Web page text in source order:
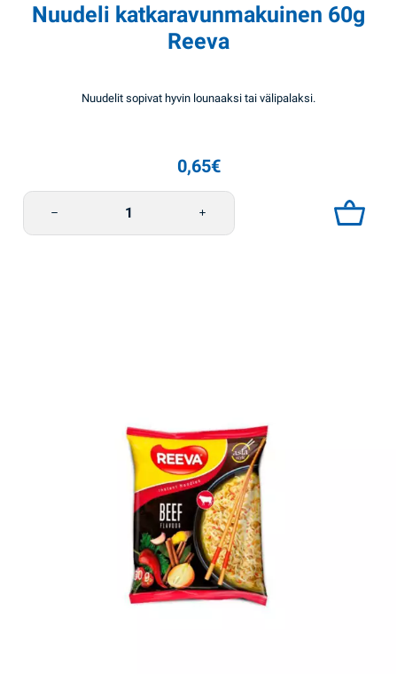
Nuudeli katkaravunmakuinen 60g
Reeva
Nuudelit sopivat hyvin lounaaksi tai välipalaksi.
0,65€
Nuudeli katkaravunmakuinen 60g Reeva määrä